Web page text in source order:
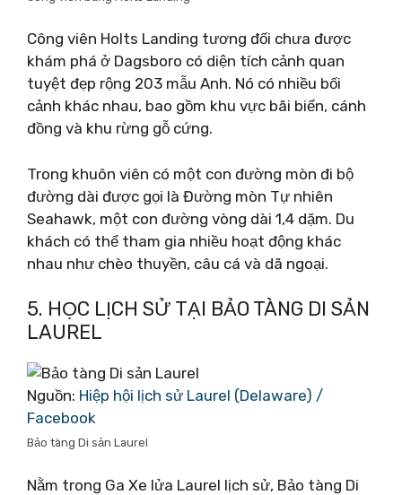
Công viên Holts Landing tương đối chưa được
khám phá ở Dagsboro có diện tích cảnh quan
tuyệt đẹp rộng 203 mẫu Anh. Nó có nhiều bối
cảnh khác nhau, bao gồm khu vực bãi biển, cánh
đồng và khu rừng gỗ cứng.
Trong khuôn viên có một con đường mòn đi bộ
đường dài được gọi là Đường mòn Tự nhiên
Seahawk, một con đường vòng dài 1,4 dặm. Du
khách có thể tham gia nhiều hoạt động khác
nhau như chèo thuyền, câu cá và dã ngoại.
5. HỌC LỊCH SỬ TẠI BẢO TÀNG DI SẢN
LAUREL
Nguồn: Hiệp hội lịch sử Laurel (Delaware) /
Facebook
Bảo tàng Di sản Laurel
Nằm trong Ga Xe lửa Laurel lịch sử, Bảo tàng Di